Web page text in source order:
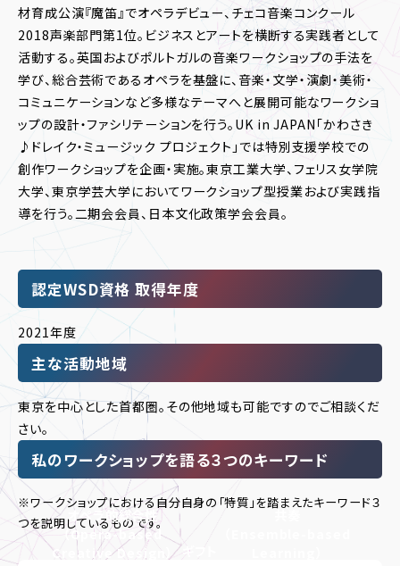
材育成公演『魔笛』でオペラデビュー、チェコ音楽コンクール
2018声楽部門第1位。ビジネスとアートを横断する実践者として
活動する。英国およびポルトガルの音楽ワークショップの手法を
学び、総合芸術であるオペラを基盤に、音楽・文学・演劇・美術・
コミュニケーションなど多様なテーマへと展開可能なワークショ
ップの設計・ファシリテーションを行う。UK in JAPAN「かわさき
♪ドレイク・ミュージック プロジェクト」では特別支援学校での
創作ワークショップを企画・実施。東京工業大学、フェリス女学院
大学、東京学芸大学においてワークショップ型授業および実践指
導を行う。二期会会員、日本文化政策学会会員。
認定WSD資格 取得年度
2021年度
主な活動地域
東京を中心とした首都圏。その他地域も可能ですのでご相談くだ
さい。
私のワークショップを語る３つのキーワード
※ワークショップにおける自分自身の「特質」を踏まえたキーワード３
つを説明しているものです。
ギフト
オペラ的総合性
（Opera-based
Creative Design）
共奏